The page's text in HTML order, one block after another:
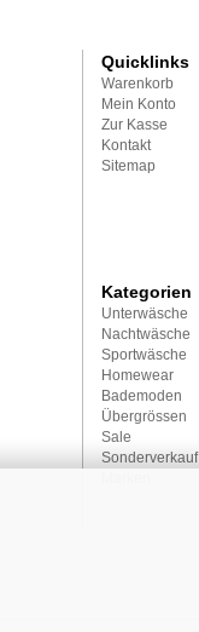
Quicklinks
Warenkorb
Mein Konto
Zur Kasse
Kontakt
Sitemap
Kategorien
Unterwäsche
Nachtwäsche
Sportwäsche
Homewear
Bademoden
Übergrössen
Sale
Sonderverkauf